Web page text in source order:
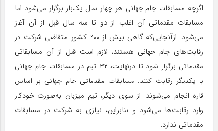
اگرچه مسابقات جام جهانی هر چهار سال یک‌بار برگزار می‌شود اما
مسابقات مقدماتی آن اغلب از دو تا سه سال قبل از آن آغاز
می‌شود. ازآنجایی‌که گاهی بیش از ۲۰۰ کشور متقاضی شرکت در
رقابت‌های جام جهانی هستند، لازم است قبل از آن مسابقاتی
مقدماتی برگزار شود تا درنهایت، ۳۲ تیم در مسابقات جام جهانی
با یکدیگر رقابت کنند. مسابقات مقدماتی جام جهانی بر اساس
قاره انجام می‌شوند. از سوی دیگر، تیم میزبان به‌صورت خودکار
وارد رقابت‌ها می‌شود و بنابراین، نیازی به شرکت در مسابقات
مقدماتی ندارد.